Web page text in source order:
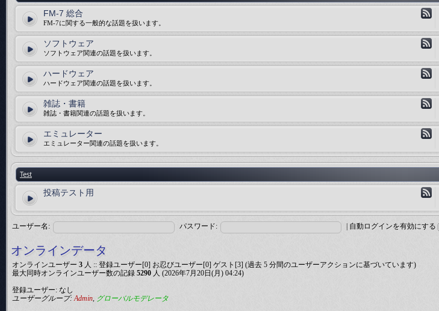
FM-7 総合
FM-7に関する一般的な話題を扱います。
ソフトウェア
ソフトウェア関連の話題を扱います。
ハードウェア
ハードウェア関連の話題を扱います。
雑誌・書籍
雑誌・書籍関連の話題を扱います。
エミュレーター
エミュレーター関連の話題を扱います。
Test
投稿テスト用
ユーザー名: パスワード: 自動ログインを有効にする
オンラインデータ
オンラインユーザー 3 人 :: 登録ユーザー[0] お忍びユーザー[0] ゲスト[3] (過去 5 分間のユーザーアクションに基づいています)
最大同時オンラインユーザー数の記録 5290 人 (2026年7月20日(月) 04:24)
登録ユーザー: なし
ユーザーグループ:Admin, グローバルモデレータ